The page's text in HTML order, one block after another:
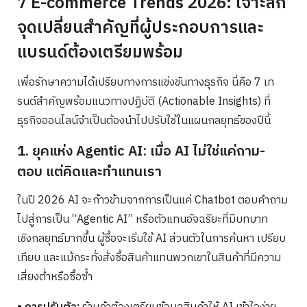
จุดเปลี่ยนสำคัญที่ผู้ประกอบการและ
แบรนด์ต้องเตรียมพร้อม
เพื่อรักษาความได้เปรียบทางการแข่งขันทางธุรกิจ นี่คือ 7 เท
รนด์สำคัญพร้อมแนวทางปฏิบัติ (Actionable Insights) ที่
ธุรกิจออนไลน์จำเป็นต้องนำไปปรับใช้ในแผนกลยุทธ์ของปีนี้
1. ยุคแห่ง Agentic AI: เมื่อ AI ไม่ใช่แค่ถาม-
ตอบ แต่คิดและทำแทนเรา
ในปี 2026 AI จะก้าวข้ามจากการเป็นแค่ Chatbot ตอบคำถาม
ไปสู่การเป็น “Agentic AI” หรือตัวแทนอัจฉริยะที่มีบทบาท
เชิงกลยุทธ์มากขึ้น ผู้ซื้อจะเริ่มใช้ AI ส่วนตัวในการค้นหา เปรียบ
เทียบ และแม้กระทั่งสั่งซื้อสินค้าแทนพวกเขาในสินค้าที่มีความ
เสี่ยงต่ำหรือซื้อซ้ำ